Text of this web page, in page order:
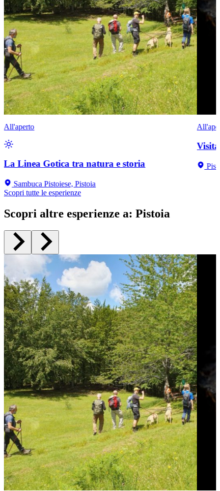
All'aperto
La Linea Gotica tra natura e storia
Sambuca Pistoiese, Pistoia
Scopri tutte le esperienze
Scopri altre esperienze a: Pistoia